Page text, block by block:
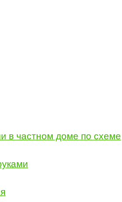
в частном доме по схеме